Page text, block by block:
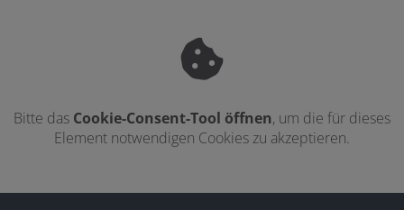
Bitte das Cookie-Consent-Tool öffnen, um die für dieses
Element notwendigen Cookies zu akzeptieren.